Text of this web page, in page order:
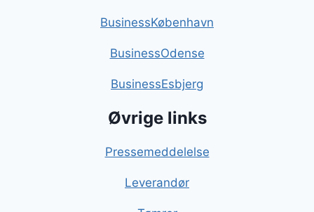
BusinessKøbenhavn
BusinessOdense
BusinessEsbjerg
Øvrige links
Pressemeddelelse
Leverandør